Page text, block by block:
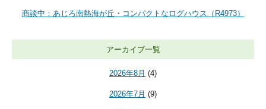
商談中：あじろ南熱海が丘・コンパクトなログハウス（R4973）
アーカイブ一覧
2026年8月 (4)
2026年7月 (9)